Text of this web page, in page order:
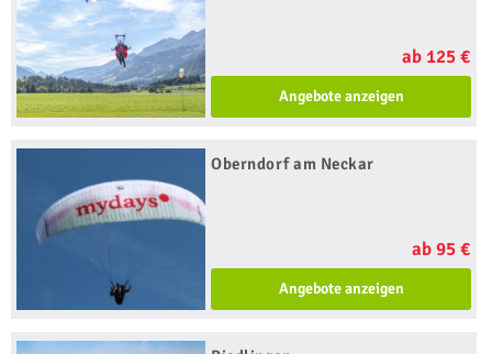
ab 125 €
Angebote anzeigen
Oberndorf am Neckar
ab 95 €
Angebote anzeigen